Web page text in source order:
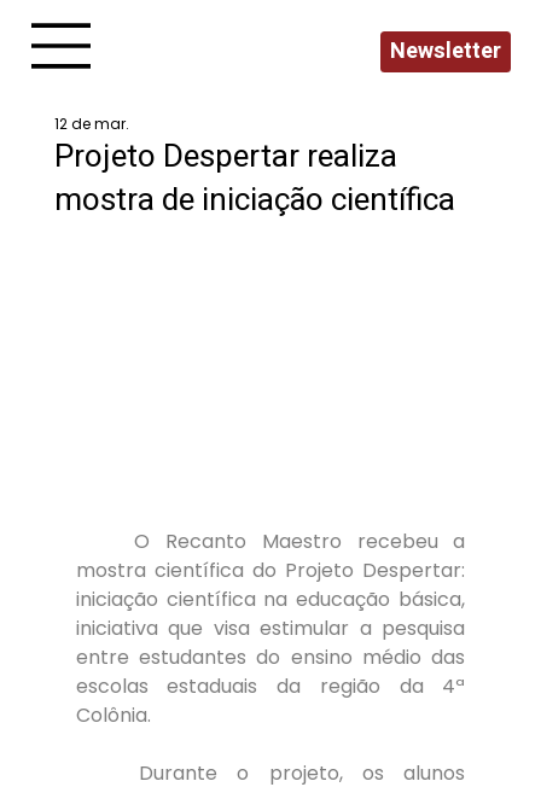
Newsletter
Projeto Despertar realiza
mostra de iniciação científica
12 de mar.
	O Recanto Maestro recebeu a
mostra científica do Projeto Despertar:
iniciação científica na educação básica,
iniciativa que visa estimular a pesquisa
entre estudantes do ensino médio das
escolas estaduais da região da 4ª
Colônia.